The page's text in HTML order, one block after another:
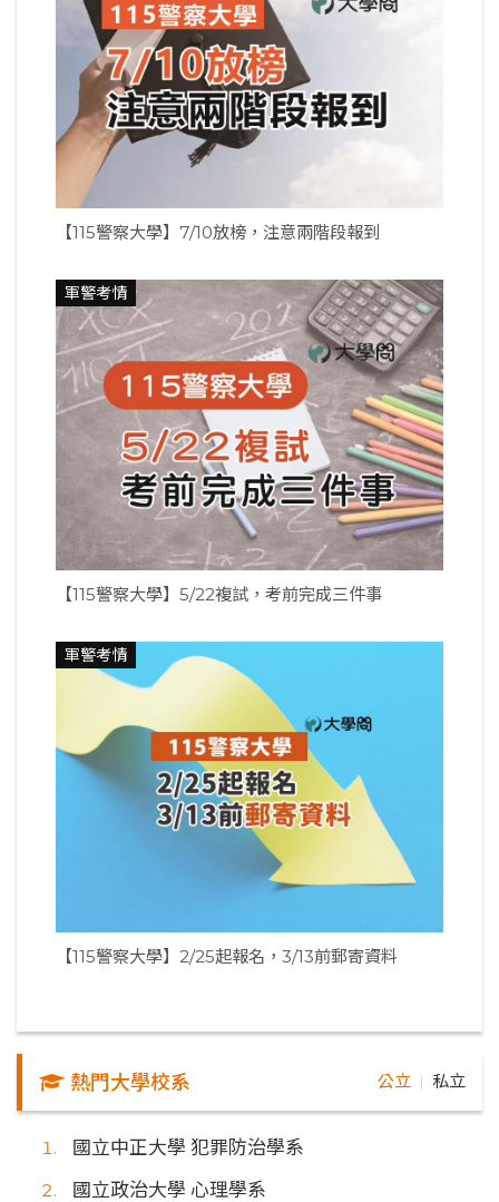
【115警察大學】7/10放榜，注意兩階段報到
軍警考情
【115警察大學】5/22複試，考前完成三件事
軍警考情
【115警察大學】2/25起報名，3/13前郵寄資料
熱門大學校系 公立 私立
國立中正大學 犯罪防治學系
國立政治大學 心理學系